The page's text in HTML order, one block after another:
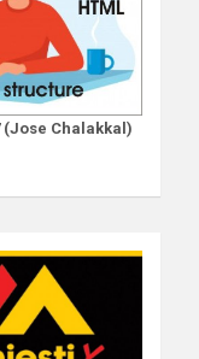
(Jose Chalakkal)